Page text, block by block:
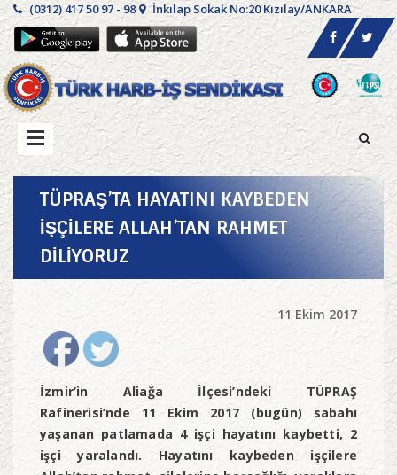
(0312) 417 50 97 - 98 İnkılap Sokak No:20 Kızılay/ANKARA
TÜPRAŞ’TA HAYATINI KAYBEDEN
İŞÇİLERE ALLAH’TAN RAHMET
DİLİYORUZ
11 Ekim 2017
İzmir’in Aliağa İlçesi’ndeki TÜPRAŞ
Rafinerisi’nde 11 Ekim 2017 (bugün) sabahı
yaşanan patlamada 4 işçi hayatını kaybetti, 2
işçi yaralandı. Hayatını kaybeden işçilere